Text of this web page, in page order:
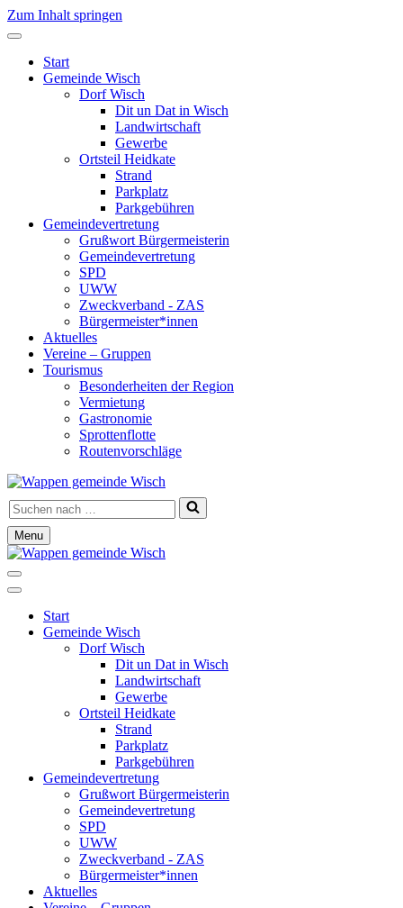
Zum Inhalt springen
Start
Gemeinde Wisch
Dorf Wisch
Dit un Dat in Wisch
Landwirtschaft
Gewerbe
Ortsteil Heidkate
Strand
Parkplatz
Parkgebühren
Gemeindevertretung
Grußwort Bürgermeisterin
Gemeindevertretung
SPD
UWW
Zweckverband - ZAS
Bürgermeister*innen
Aktuelles
Vereine – Gruppen
Tourismus
Besonderheiten der Region
Vermietung
Gastronomie
Sprottenflotte
Routenvorschläge
Suchen
nach …
Menu
Navigationsmenü
Navigationsmenü
Start
Gemeinde Wisch
Dorf Wisch
Dit un Dat in Wisch
Landwirtschaft
Gewerbe
Ortsteil Heidkate
Strand
Parkplatz
Parkgebühren
Gemeindevertretung
Grußwort Bürgermeisterin
Gemeindevertretung
SPD
UWW
Zweckverband - ZAS
Bürgermeister*innen
Aktuelles